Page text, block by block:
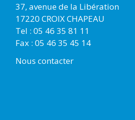
37, avenue de la Libération
17220 CROIX CHAPEAU
Tel : 05 46 35 81 11
Fax : 05 46 35 45 14
Nous contacter